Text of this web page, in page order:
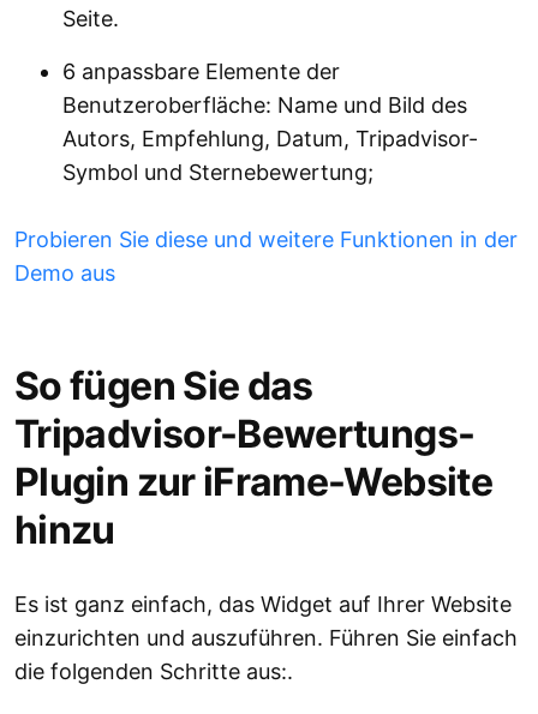
Seite.
6 anpassbare Elemente der
Benutzeroberfläche: Name und Bild des
Autors, Empfehlung, Datum, Tripadvisor-
Symbol und Sternebewertung;
Probieren Sie diese und weitere Funktionen in der
Demo aus
So fügen Sie das
Tripadvisor-Bewertungs-
Plugin zur iFrame-Website
hinzu
Es ist ganz einfach, das Widget auf Ihrer Website
einzurichten und auszuführen. Führen Sie einfach
die folgenden Schritte aus:.